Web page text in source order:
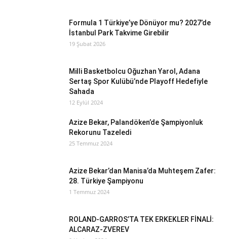
Formula 1 Türkiye’ye Dönüyor mu? 2027’de
İstanbul Park Takvime Girebilir
19 Şubat 2026
Milli Basketbolcu Oğuzhan Yarol, Adana
Sertaş Spor Kulübü’nde Playoff Hedefiyle
Sahada
12 Eylül 2024
Azize Bekar, Palandöken’de Şampiyonluk
Rekorunu Tazeledi
25 Temmuz 2024
Azize Bekar’dan Manisa’da Muhteşem Zafer:
28. Türkiye Şampiyonu
1 Temmuz 2024
ROLAND-GARROS’TA TEK ERKEKLER FİNALİ:
ALCARAZ-ZVEREV